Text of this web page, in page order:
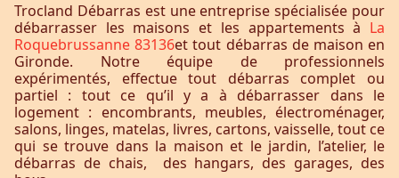
Trocland Débarras est une entreprise spécialisée pour
débarrasser les maisons et les appartements à La
Roquebrussanne 83136et tout débarras de maison en
Gironde. Notre équipe de professionnels
expérimentés, effectue tout débarras complet ou
partiel : tout ce qu’il y a à débarrasser dans le
logement : encombrants, meubles, électroménager,
salons, linges, matelas, livres, cartons, vaisselle, tout ce
qui se trouve dans la maison et le jardin, l’atelier, le
débarras de chais, des hangars, des garages, des